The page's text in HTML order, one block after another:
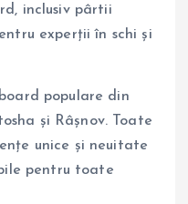
inclusiv pârtii
experții în schi și
populare din
și Râșnov. Toate
unice și neuitate
pentru toate